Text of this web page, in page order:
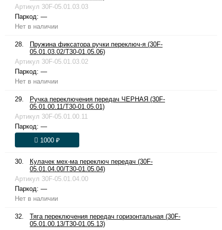
Артикул 30F-05.01.03.03
Паркод: —
Нет в наличии
28.
Пружина фиксатора ручки переключ-я (30F-
05.01.03.02/T30-01.05.06)
Артикул 30F-05.01.03.02
Паркод: —
Нет в наличии
29.
Ручка переключения передач ЧЕРНАЯ (30F-
05.01.00.11/T30-01.05.01)
Артикул 30F-05.01.00.11
Паркод: —
1000 ₽
30.
Кулачек мех-ма переключ передач (30F-
05.01.04.00/T30-01.05.04)
Артикул 30F-05.01.04.00
Паркод: —
Нет в наличии
32.
Тяга переключения передач горизонтальная (30F-
05.01.00.13/T30-01.05.13)